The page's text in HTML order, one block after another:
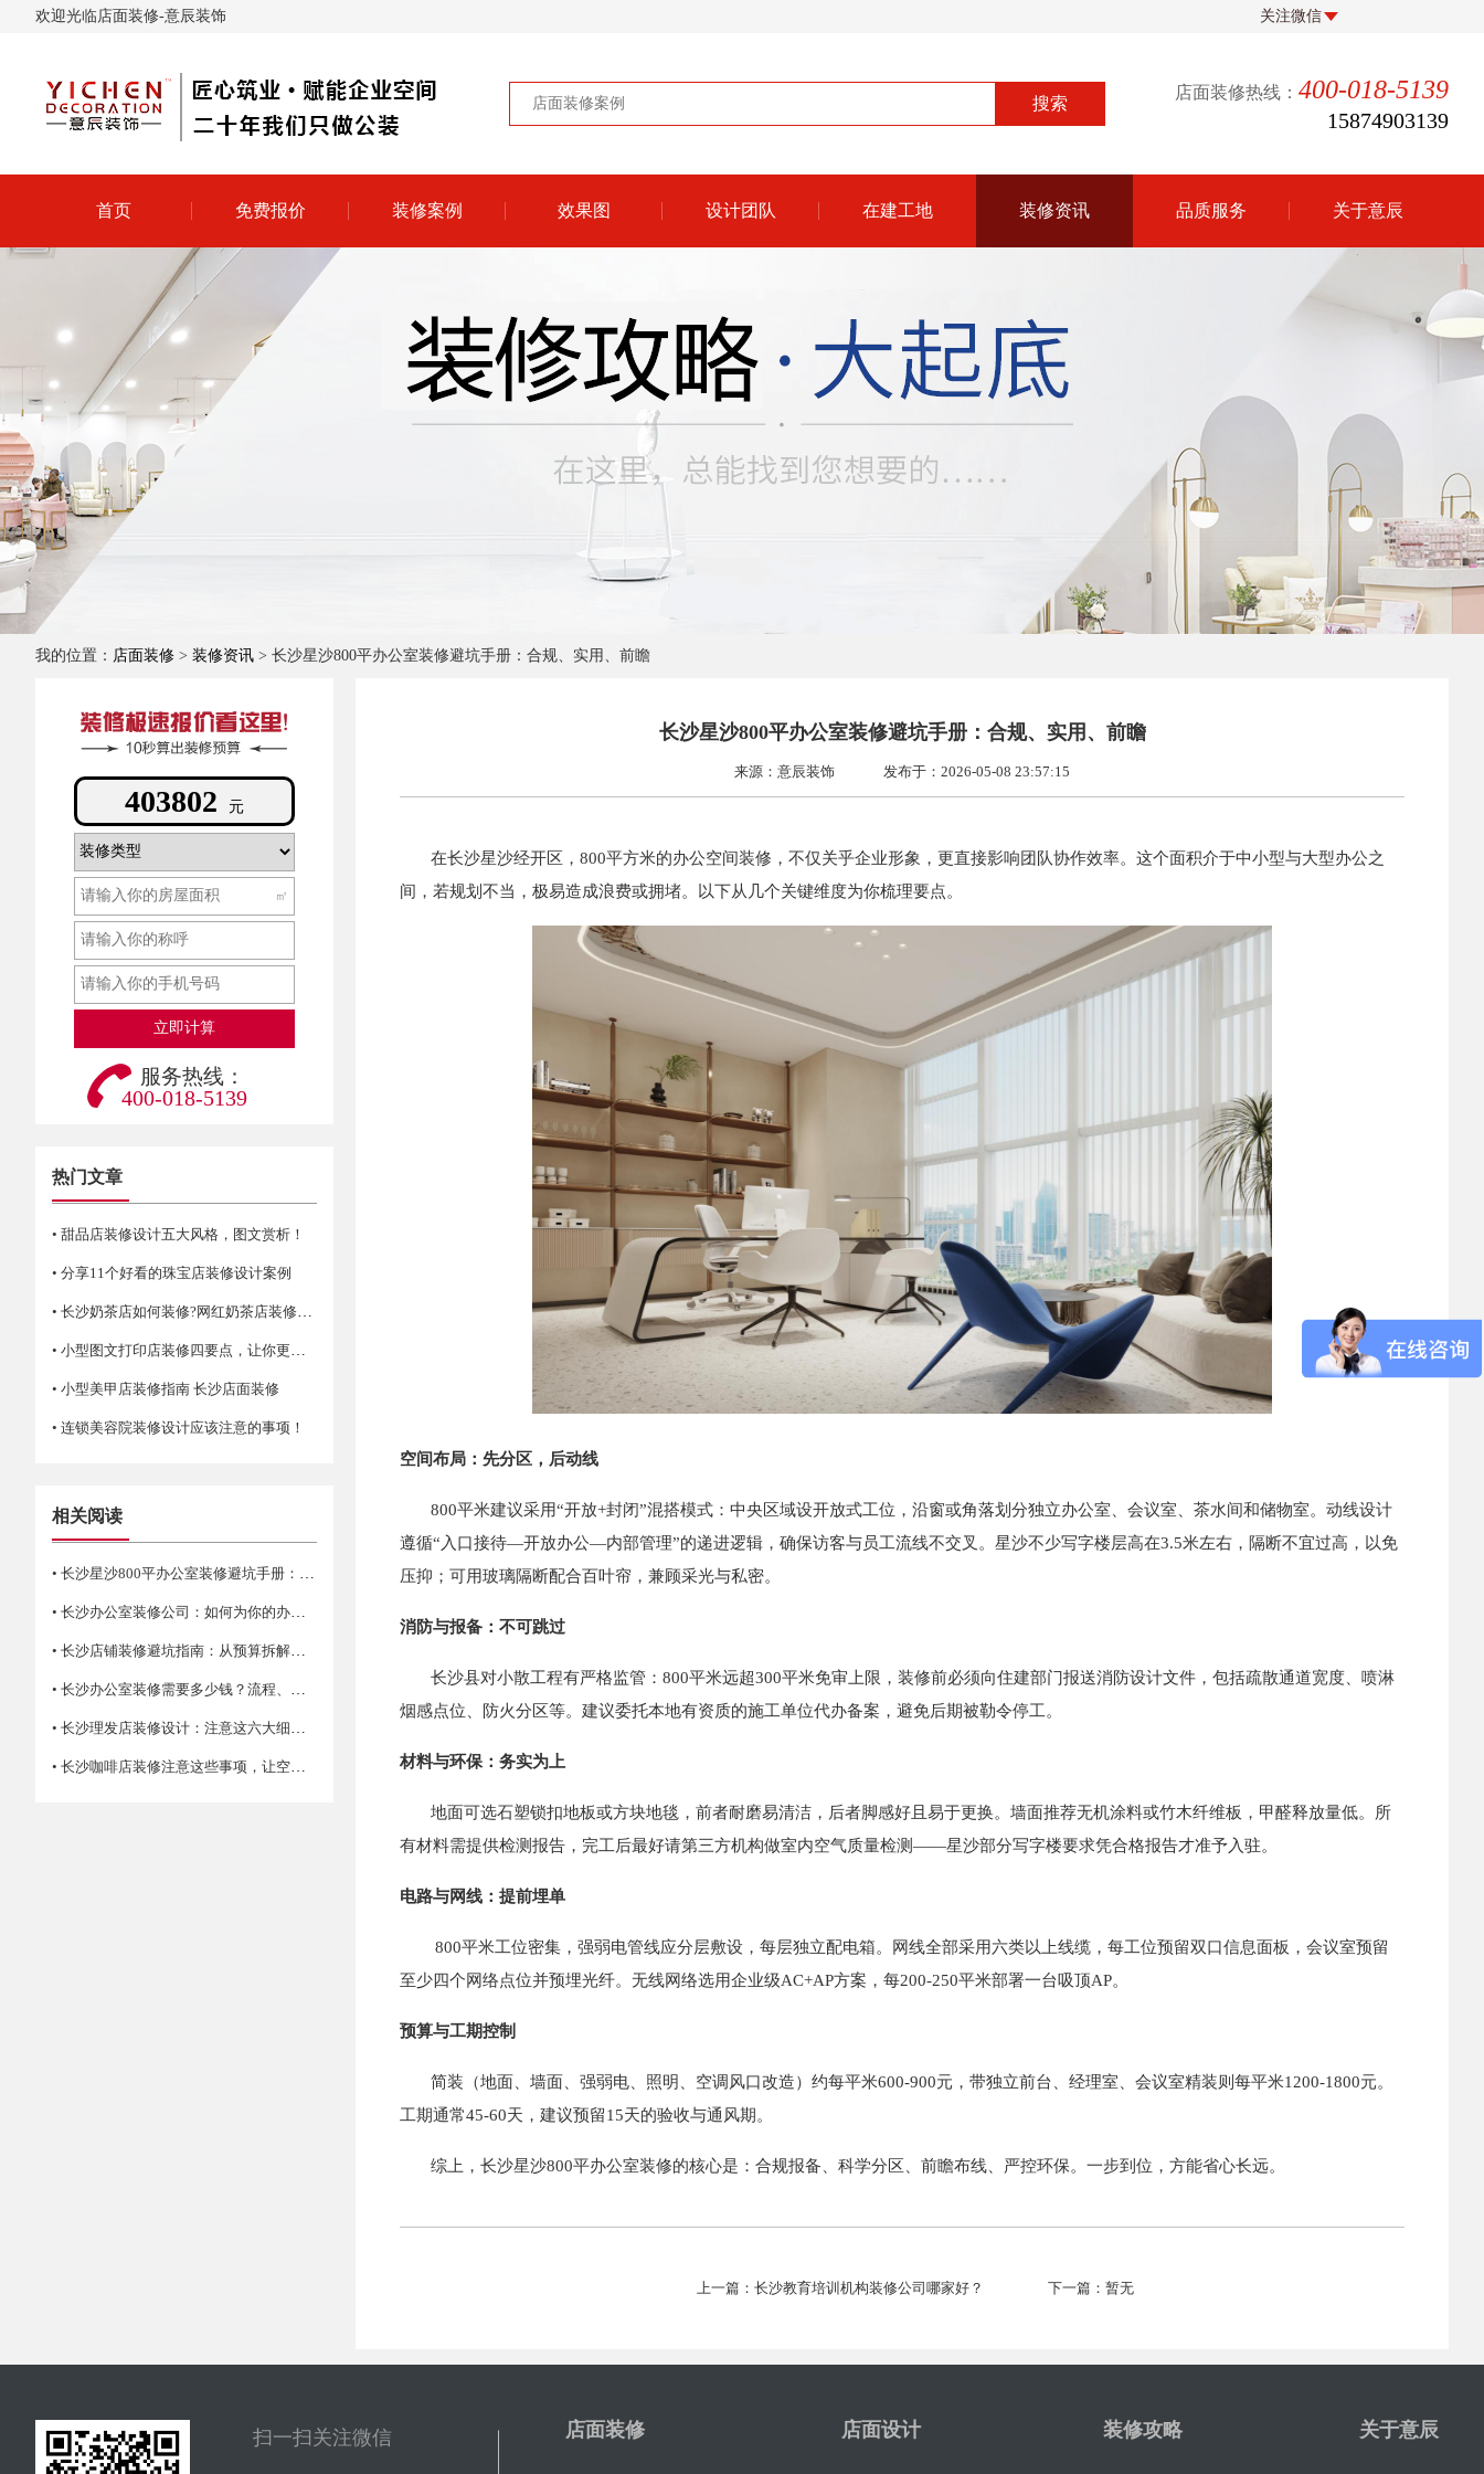
欢迎光临店面装修-意辰装饰 关注微信
店面装修热线： 400-018-5139
15874903139
首页 免费报价 装修案例 效果图 设计团队 在建工地 装修资讯 品质服务 关于意辰
我的位置： 店面装修 > 装修资讯 > 长沙星沙800平办公室装修避坑手册：合规、实用、前瞻
208844 元
㎡
服务热线：
400-018-5139
热门文章
• 甜品店装修设计五大风格，图文赏析！
• 分享11个好看的珠宝店装修设计案例
• 长沙奶茶店如何装修?网红奶茶店装修技巧
• 小型图文打印店装修四要点，让你更省空间！
• 小型美甲店装修指南 长沙店面装修
• 连锁美容院装修设计应该注意的事项！
相关阅读
• 长沙星沙800平办公室装修避坑手册：合规、实用、前瞻
• 长沙办公室装修公司：如何为你的办公空间找到合适的选择
• 长沙店铺装修避坑指南：从预算拆解到验收细节
• 长沙办公室装修需要多少钱？流程、材料、风格及注意事项详解
• 长沙理发店装修设计：注意这六大细节让生意更红火！
• 长沙咖啡店装修注意这些事项，让空间更有新鲜感与活力！
长沙星沙800平办公室装修避坑手册：合规、实用、前瞻
来源：意辰装饰 发布于：2026-05-08 23:57:15
在长沙星沙经开区，800平方米的办公空间装修，不仅关乎企业形象，更直接影响团队协作效率。这个面积介于中小型与大型办公之
间，若规划不当，极易造成浪费或拥堵。以下从几个关键维度为你梳理要点。
空间布局：先分区，后动线
800平米建议采用“开放+封闭”混搭模式：中央区域设开放式工位，沿窗或角落划分独立办公室、会议室、茶水间和储物室。动线设计
遵循“入口接待—开放办公—内部管理”的递进逻辑，确保访客与员工流线不交叉。星沙不少写字楼层高在3.5米左右，隔断不宜过高，以免
压抑；可用玻璃隔断配合百叶帘，兼顾采光与私密。
消防与报备：不可跳过
长沙县对小散工程有严格监管：800平米远超300平米免审上限，装修前必须向住建部门报送消防设计文件，包括疏散通道宽度、喷淋
烟感点位、防火分区等。建议委托本地有资质的施工单位代办备案，避免后期被勒令停工。
材料与环保：务实为上
地面可选石塑锁扣地板或方块地毯，前者耐磨易清洁，后者脚感好且易于更换。墙面推荐无机涂料或竹木纤维板，甲醛释放量低。所
有材料需提供检测报告，完工后最好请第三方机构做室内空气质量检测——星沙部分写字楼要求凭合格报告才准予入驻。
电路与网线：提前埋单
800平米工位密集，强弱电管线应分层敷设，每层独立配电箱。网线全部采用六类以上线缆，每工位预留双口信息面板，会议室预留
至少四个网络点位并预埋光纤。无线网络选用企业级AC+AP方案，每200-250平米部署一台吸顶AP。
预算与工期控制
简装（地面、墙面、强弱电、照明、空调风口改造）约每平米600-900元，带独立前台、经理室、会议室精装则每平米1200-1800元。
工期通常45-60天，建议预留15天的验收与通风期。
综上，长沙星沙800平办公室装修的核心是：合规报备、科学分区、前瞻布线、严控环保。一步到位，方能省心长远。
上一篇：长沙教育培训机构装修公司哪家好？ 下一篇：暂无
扫一扫关注微信 店面装修 店面设计 装修攻略 关于意辰